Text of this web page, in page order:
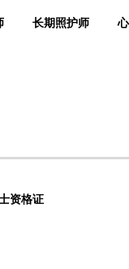
长期照护师
资格证